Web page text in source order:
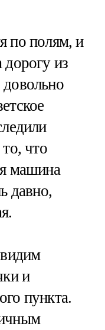
по полям, и
из
что
машина
давно,
и
пункта.